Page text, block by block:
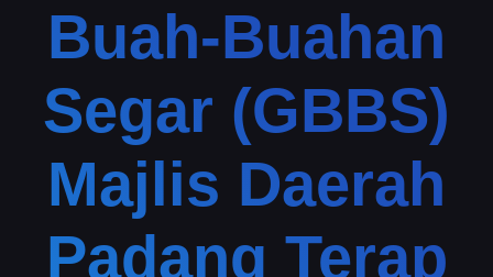
Buah-Buahan
Segar (GBBS)
Majlis Daerah
Padang Terap